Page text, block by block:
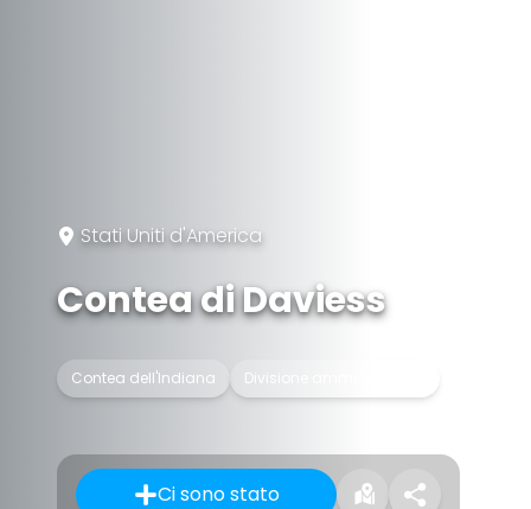
Stati Uniti d'America
Contea di Daviess
Contea dell'Indiana Divisione amministrativa
Ci sono stato